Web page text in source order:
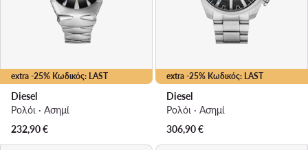
extra -25% Κωδικός: LAST
Diesel
Ρολόι · Ασημί
232,90€
extra -25% Κωδικός: LAST
Diesel
Ρολόι · Ασημί
306,90€